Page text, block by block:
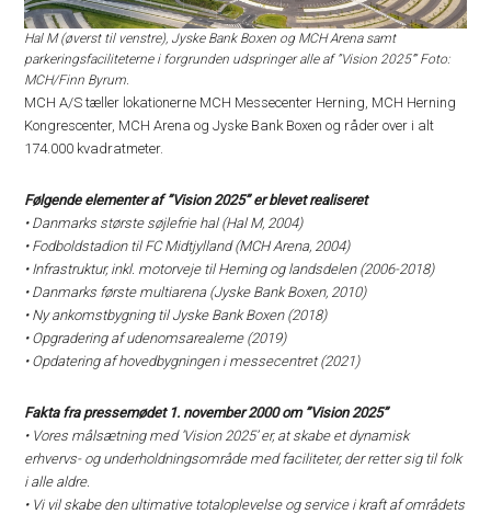
Hal M (øverst til venstre), Jyske Bank Boxen og MCH Arena samt
parkeringsfaciliteterne i forgrunden udspringer alle af ”Vision 2025’” Foto:
MCH/Finn Byrum.
MCH A/S tæller lokationerne MCH Messecenter Herning, MCH Herning
Kongrescenter, MCH Arena og Jyske Bank Boxen og råder over i alt
174.000 kvadratmeter.
Følgende elementer af ”Vision 2025” er blevet realiseret
• Danmarks største søjlefrie hal (Hal M, 2004)
• Fodboldstadion til FC Midtjylland (MCH Arena, 2004)
• Infrastruktur, inkl. motorveje til Herning og landsdelen (2006-2018)
• Danmarks første multiarena (Jyske Bank Boxen, 2010)
• Ny ankomstbygning til Jyske Bank Boxen (2018)
• Opgradering af udenomsarealerne (2019)
• Opdatering af hovedbygningen i messecentret (2021)
Fakta fra pressemødet 1. november 2000 om ”Vision 2025”
• Vores målsætning med ‘Vision 2025’ er, at skabe et dynamisk
erhvervs- og underholdningsområde med faciliteter, der retter sig til folk
i alle aldre.
• Vi vil skabe den ultimative totaloplevelse og service i kraft af områdets